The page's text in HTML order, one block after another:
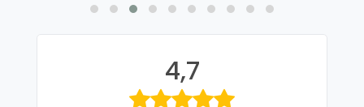
4,7